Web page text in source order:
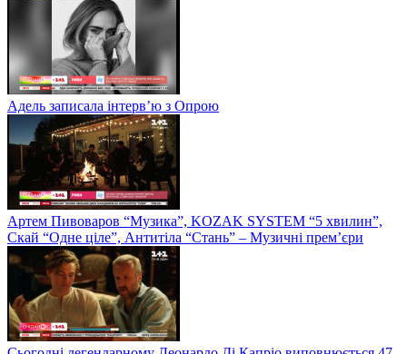
Адель записала інтерв’ю з Опрою
Артем Пивоваров “Музика”, KOZAK SYSTEM “5 хвилин”,
Скай “Одне ціле”, Антитіла “Стань” – Музичні прем’єри